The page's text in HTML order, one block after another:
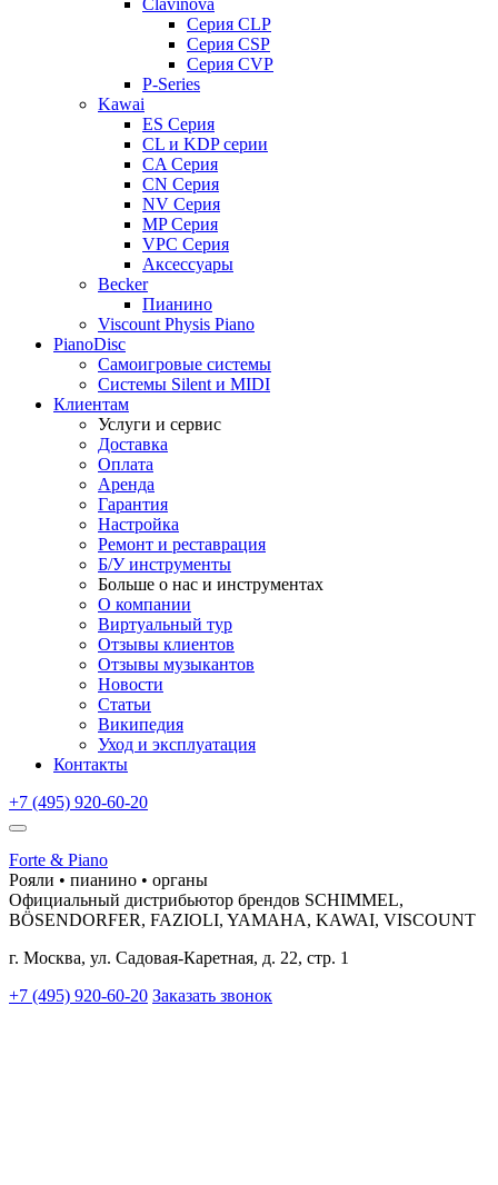
Clavinova
Серия CLP
Серия CSP
Серия CVP
P-Series
Kawai
ES Серия
CL и KDP серии
CA Серия
CN Серия
NV Серия
MP Серия
VPC Серия
Аксессуары
Becker
Пианино
Viscount Physis Piano
PianoDisc
Самоигровые системы
Системы Silent и MIDI
Клиентам
Услуги и сервис
Доставка
Оплата
Аренда
Гарантия
Настройка
Ремонт и реставрация
Б/У инструменты
Больше о нас и инструментах
О компании
Виртуальный тур
Отзывы клиентов
Отзывы музыкантов
Новости
Статьи
Википедия
Уход и эксплуатация
Контакты
+7 (495) 920-60-20
Forte & Piano
Рояли • пианино • органы
Официальный дистрибьютор брендов SCHIMMEL,
BÖSENDORFER, FAZIOLI, YAMAHA, KAWAI, VISCOUNT
г. Москва, ул. Садовая-Каретная, д. 22, стр. 1
+7 (495) 920-60-20 Заказать звонок